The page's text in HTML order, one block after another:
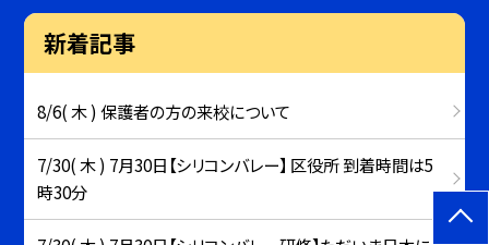
新着記事
8/6( 木 ) 保護者の方の来校について
7/30( 木 ) 7月30日【シリコンバレー】 区役所 到着時間は5
時30分